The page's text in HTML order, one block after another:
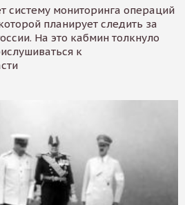
систему мониторинга операций
планирует следить за
На это кабмин толкнуло
к